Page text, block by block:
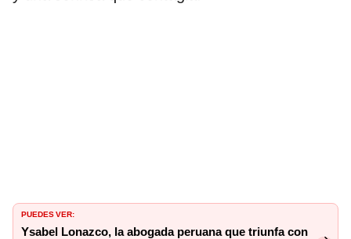
PUEDES VER:
Ysabel Lonazco, la abogada peruana que triunfa con